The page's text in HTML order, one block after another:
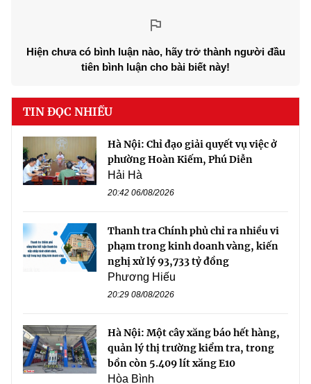
Hiện chưa có bình luận nào, hãy trở thành người đầu
tiên bình luận cho bài biết này!
TIN ĐỌC NHIỀU
Hà Nội: Chỉ đạo giải quyết vụ việc ở
phường Hoàn Kiếm, Phú Diễn
Hải Hà
20:42 06/08/2026
Thanh tra Chính phủ chỉ ra nhiều vi
phạm trong kinh doanh vàng, kiến
nghị xử lý 93,733 tỷ đồng
Phương Hiếu
20:29 08/08/2026
Hà Nội: Một cây xăng báo hết hàng,
quản lý thị trường kiểm tra, trong
bồn còn 5.409 lít xăng E10
Hòa Bình